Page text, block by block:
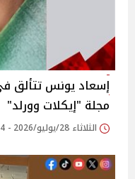
إسعاد يونس تتألق
مجلة "إيكلات وورلد"
الثلاثاء 28/يوليو/2026 - 04:44 م